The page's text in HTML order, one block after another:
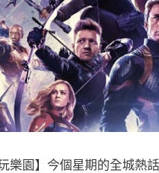
玩樂園】今個星期的全城熱